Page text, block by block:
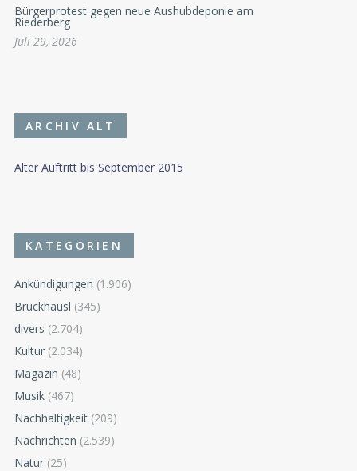
Bürgerprotest gegen neue Aushubdeponie am
Riederberg
Juli 29, 2026
ARCHIV ALT
Alter Auftritt bis September 2015
KATEGORIEN
Ankündigungen (1.906)
Bruckhäusl (345)
divers (2.704)
Kultur (2.034)
Magazin (48)
Musik (467)
Nachhaltigkeit (209)
Nachrichten (2.539)
Natur (25)